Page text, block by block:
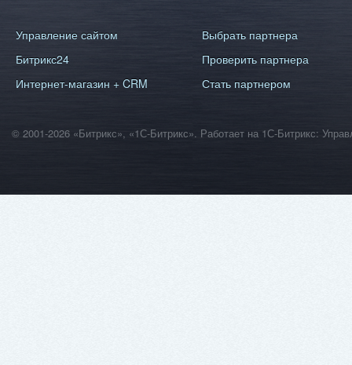
Управление сайтом
Битрикс24
Интернет-магазин + CRM
Выбрать партнера
Проверить партнера
Стать партнером
© 2001-2026 «Битрикс», «1С-Битрикс». Работает на 1С-Битрикс: